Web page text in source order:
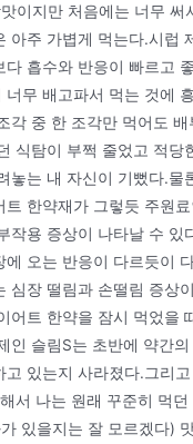
이지만 처음에는 너무 써
아주 가볍게 먹는다.시럽
다 흡수와 반응이 빠르고
너무 배고파서 먹는 것에
각 중 한 조각만 먹어도
식탐이 부쩍 줄었고 적당
놓는 내 자신이 기뻤다.물
트 한약재가 그렇듯 주원
작용 증상이 나타날 수 있
에 오는 반응이 다르듯이
심장 떨림과 손떨림 증상
어트 한약을 잠시 먹었을
인 슬림S는 초반에 약간
고 있는지 사라졌다.그리
서 나는 원래 꾸준히 먹던
있을지는 잘 모르겠다)